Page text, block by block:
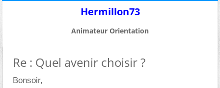
Hermillon73
Animateur Orientation
Re : Quel avenir choisir ?
Bonsoir,